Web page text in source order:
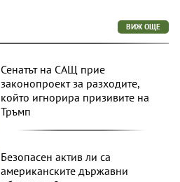
ВИЖ ОЩЕ
Сенатът на САЩ прие
законопроект за разходите,
който игнорира призивите на
Тръмп
Безопасен актив ли са
американските държавни